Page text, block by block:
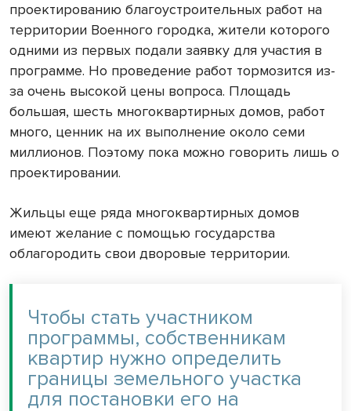
проектированию благоустроительных работ на
территории Военного городка, жители которого
одними из первых подали заявку для участия в
программе. Но проведение работ тормозится из-
за очень высокой цены вопроса. Площадь
большая, шесть многоквартирных домов, работ
много, ценник на их выполнение около семи
миллионов. Поэтому пока можно говорить лишь о
проектировании.
Жильцы еще ряда многоквартирных домов
имеют желание с помощью государства
облагородить свои дворовые территории.
Чтобы стать участником
программы, собственникам
квартир нужно определить
границы земельного участка
для постановки его на